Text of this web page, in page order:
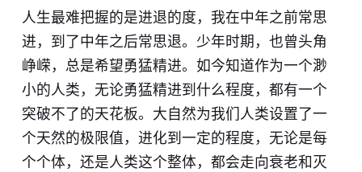
人生最难把握的是进退的度，我在中年之前常思
进，到了中年之后常思退。少年时期，也曾头角
峥嵘，总是希望勇猛精进。如今知道作为一个渺
小的人类，无论勇猛精进到什么程度，都有一个
突破不了的天花板。大自然为我们人类设置了一
个天然的极限值，进化到一定的程度，无论是每
个个体，还是人类这个整体，都会走向衰老和灭